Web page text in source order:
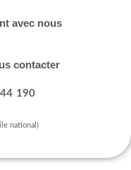
avec nous
contacter
190
national)